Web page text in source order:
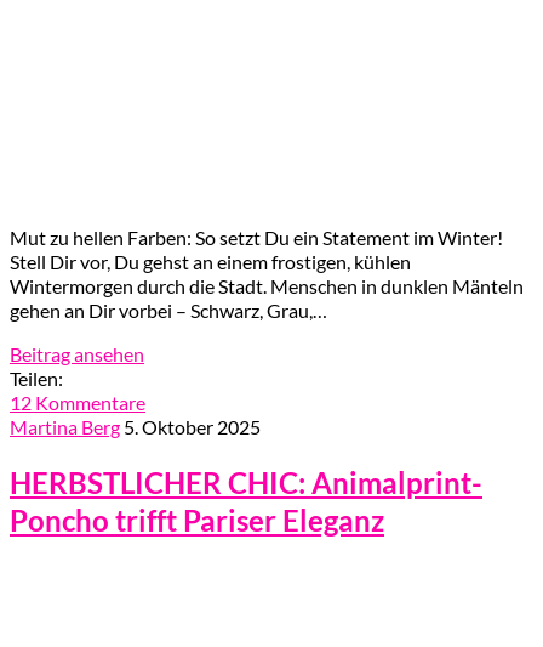
Mut zu hellen Farben: So setzt Du ein Statement im Winter!
Stell Dir vor, Du gehst an einem frostigen, kühlen
Wintermorgen durch die Stadt. Menschen in dunklen Mänteln
gehen an Dir vorbei – Schwarz, Grau,…
Beitrag ansehen
Teilen:
12 Kommentare
Martina Berg 5. Oktober 2025
HERBSTLICHER CHIC: Animalprint-
Poncho trifft Pariser Eleganz